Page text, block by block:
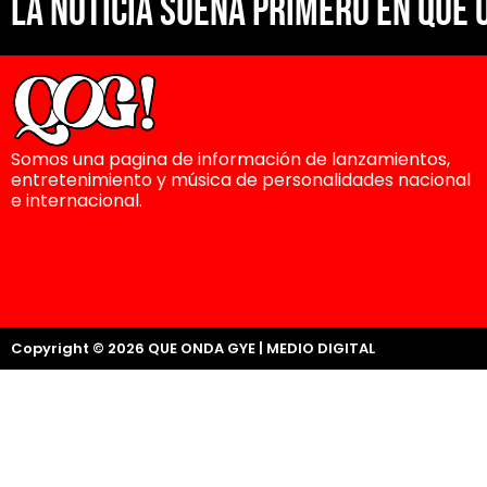
La noticia suena primero en Que
Somos una pagina de información de lanzamientos,
entretenimiento y música de personalidades nacional
e internacional.
Copyright © 2026 QUE ONDA GYE | MEDIO DIGITAL